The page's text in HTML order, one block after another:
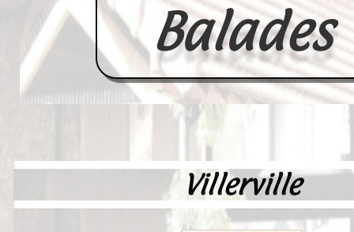
Balades
Villerville